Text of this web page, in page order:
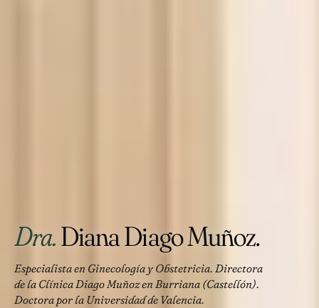
Dra.Diana Diago Muñoz.
Especialista en Ginecología y Obstetricia. Directora
de la Clínica Diago Muñoz en Burriana (Castellón).
Doctora por la Universidad de Valencia.